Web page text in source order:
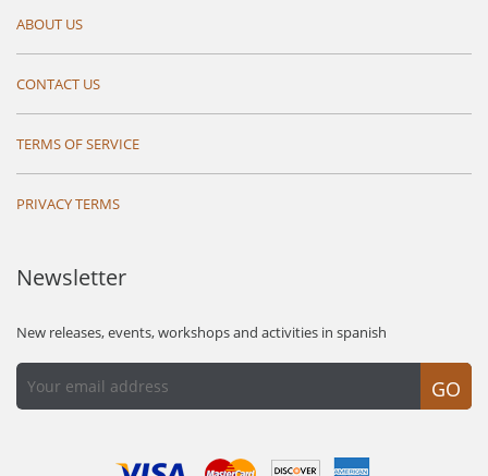
ABOUT US
CONTACT US
TERMS OF SERVICE
PRIVACY TERMS
Newsletter
New releases, events, workshops and activities in spanish
GO